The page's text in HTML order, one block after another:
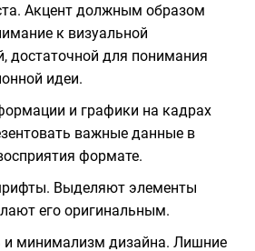
Акцент должным образом
к визуальной
достаточной для понимания
идеи.
и графики на кадрах
важные данные в
формате.
Выделяют элементы
его оригинальным.
и минимализм дизайна. Лишние